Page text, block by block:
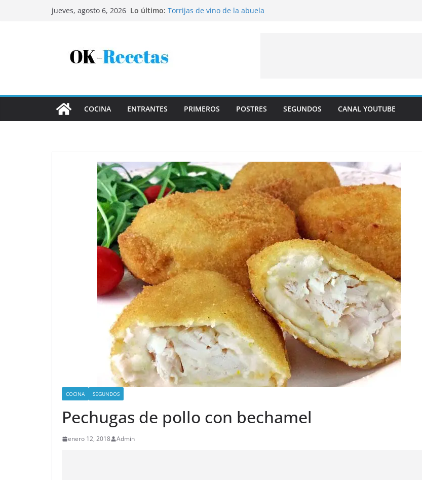
jueves, agosto 6, 2026 Lo último: Torrijas de vino de la abuela
COCINA ENTRANTES PRIMEROS POSTRES SEGUNDOS CANAL YOUTUBE
COCINA SEGUNDOS
Pechugas de pollo con bechamel
enero 12, 2018 Admin